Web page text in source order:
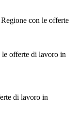
con le offerte
le offerte di lavoro in
di lavoro in